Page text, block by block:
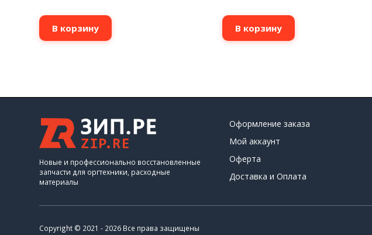
В корзину В корзину
Новые и профессионально восстановленные
запчасти для оргтехники, расходные
материалы
Оформление заказа
Мой аккаунт
Оферта
Доставка и Оплата
Copyright © 2021 - 2026 Все права защищены